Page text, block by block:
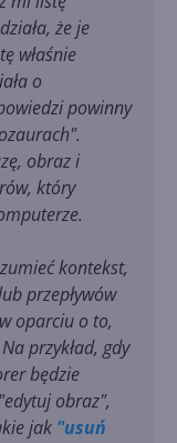
że je
właśnie
o
powinny
obraz i
który
kontekst,
przepływów
oparciu o to,
przykład, gdy
będzie
obraz",
jak "usuń